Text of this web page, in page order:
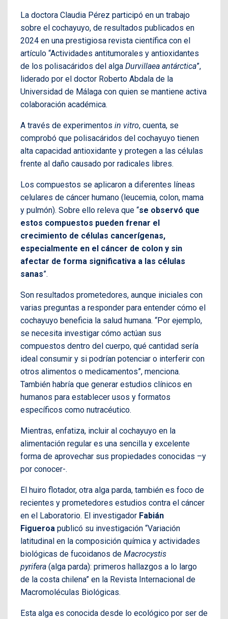
La doctora Claudia Pérez participó en un trabajo
sobre el cochayuyo, de resultados publicados en
2024 en una prestigiosa revista científica con el
artículo “Actividades antitumorales y antioxidantes
de los polisacáridos del alga Durvillaea antárctica”,
liderado por el doctor Roberto Abdala de la
Universidad de Málaga con quien se mantiene activa
colaboración académica.
A través de experimentos in vitro, cuenta, se
comprobó que polisacáridos del cochayuyo tienen
alta capacidad antioxidante y protegen a las células
frente al daño causado por radicales libres.
Los compuestos se aplicaron a diferentes líneas
celulares de cáncer humano (leucemia, colon, mama
y pulmón). Sobre ello releva que “se observó que
estos compuestos pueden frenar el
crecimiento de células cancerígenas,
especialmente en el cáncer de colon y sin
afectar de forma significativa a las células
sanas”.
Son resultados prometedores, aunque iniciales con
varias preguntas a responder para entender cómo el
cochayuyo beneficia la salud humana. “Por ejemplo,
se necesita investigar cómo actúan sus
compuestos dentro del cuerpo, qué cantidad sería
ideal consumir y si podrían potenciar o interferir con
otros alimentos o medicamentos”, menciona.
También habría que generar estudios clínicos en
humanos para establecer usos y formatos
específicos como nutracéutico.
Mientras, enfatiza, incluir al cochayuyo en la
alimentación regular es una sencilla y excelente
forma de aprovechar sus propiedades conocidas –y
por conocer-.
El huiro flotador, otra alga parda, también es foco de
recientes y prometedores estudios contra el cáncer
en el Laboratorio. El investigador Fabián
Figueroa publicó su investigación “Variación
latitudinal en la composición química y actividades
biológicas de fucoidanos de Macrocystis
pyrifera (alga parda): primeros hallazgos a lo largo
de la costa chilena” en la Revista Internacional de
Macromoléculas Biológicas.
Esta alga es conocida desde lo ecológico por ser de